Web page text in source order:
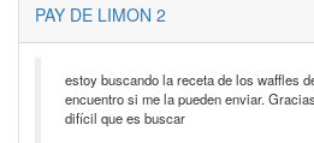
PAY DE LIMON 2
estoy buscando la receta de los waffles
encuentro si me la pueden enviar.
difícil que es buscar